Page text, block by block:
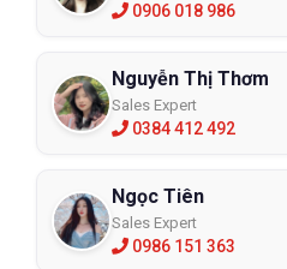
0906 018 986
Nguyễn Thị Thơm
Sales Expert
0384 412 492
Ngọc Tiên
Sales Expert
0986 151 363